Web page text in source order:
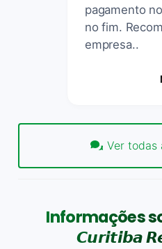
pagamento
no fim.
empresa..
Ver todas
Informações
𝘾𝙪𝙧𝙞𝙩𝙞𝙗𝙖